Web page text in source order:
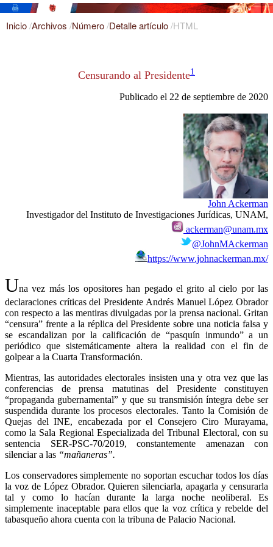
Inicio/Archivos /Número/Detalle artículo/HTML